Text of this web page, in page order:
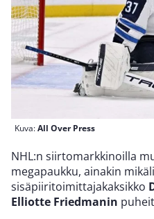
Kuva:All Over Press
NHL:n siirtomarkkinoilla
megapaukku, ainakin
sisäpiiritoimittajakaksikko
Elliotte Friedmanin